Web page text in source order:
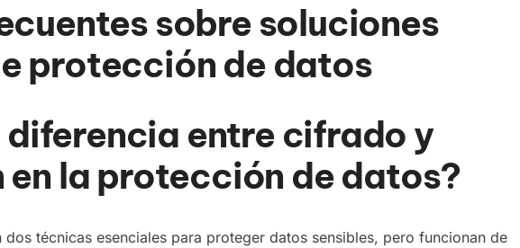
sobre soluciones
protección de datos
diferencia entre cifrado y
la protección de datos?
técnicas esenciales para proteger datos sensibles, pero funcionan de